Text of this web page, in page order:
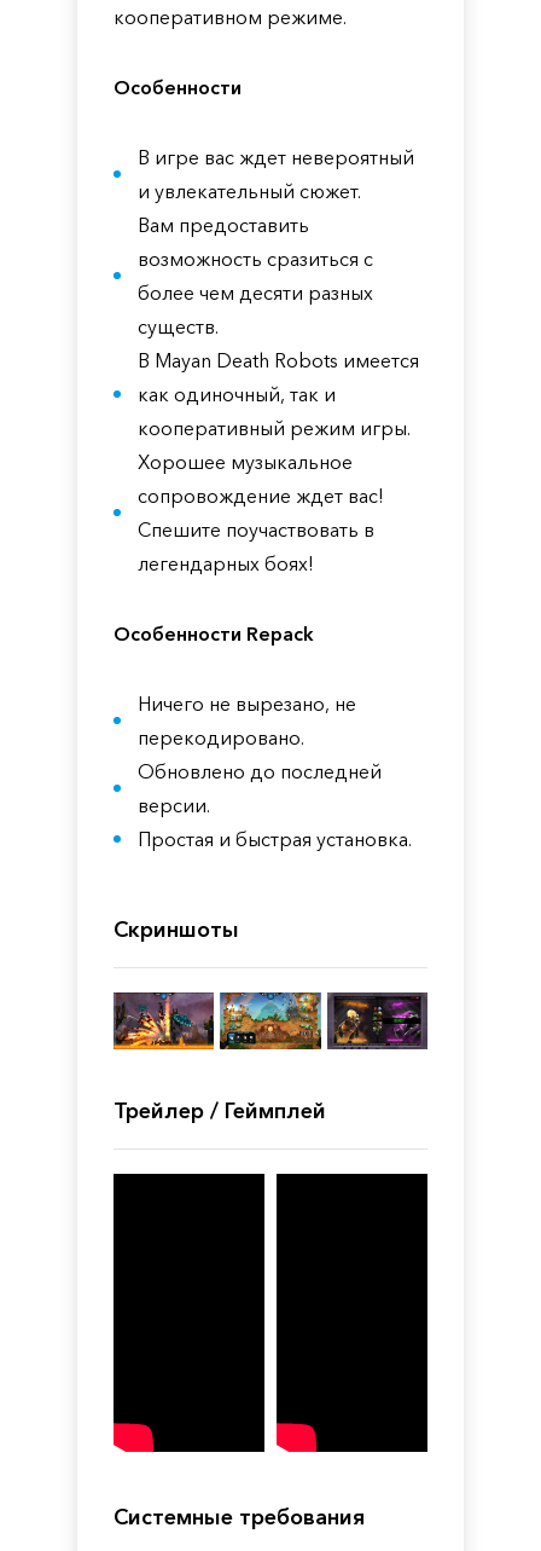
кооперативном режиме.
Особенности
В игре вас ждет невероятный
и увлекательный сюжет.
Вам предоставить
возможность сразиться с
более чем десяти разных
существ.
В Mayan Death Robots имеется
как одиночный, так и
кооперативный режим игры.
Хорошее музыкальное
сопровождение ждет вас!
Спешите поучаствовать в
легендарных боях!
Особенности Repack
Ничего не вырезано, не
перекодировано.
Обновлено до последней
версии.
Простая и быстрая установка.
Скриншоты
Трейлер / Геймплей
Системные требования